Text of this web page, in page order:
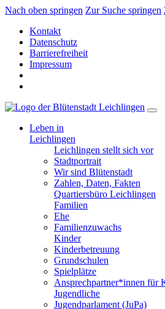
Nach oben springen Zur Suche springen
Kontakt
Datenschutz
Barrierefreiheit
Impressum
Leben in
Leichlingen
Leichlingen stellt sich vor
Stadtportrait
Wir sind Blütenstadt
Zahlen, Daten, Fakten
Quartiersbüro Leichlingen
Familien
Ehe
Familienzuwachs
Kinder
Kinderbetreuung
Grundschulen
Spielplätze
Ansprechpartner*innen für
Jugendliche
Jugendparlament (JuPa)